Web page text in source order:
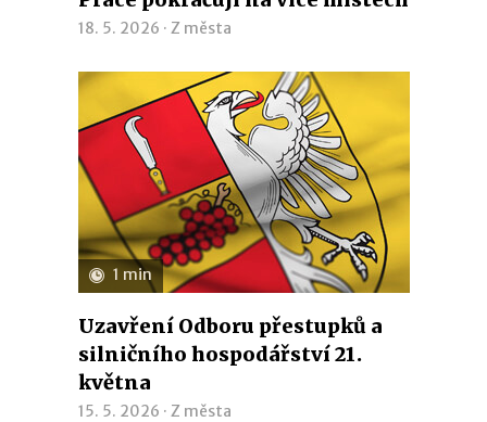
18. 5. 2026 · Z města
1 min
Uzavření Odboru přestupků a
silničního hospodářství 21.
května
15. 5. 2026 · Z města